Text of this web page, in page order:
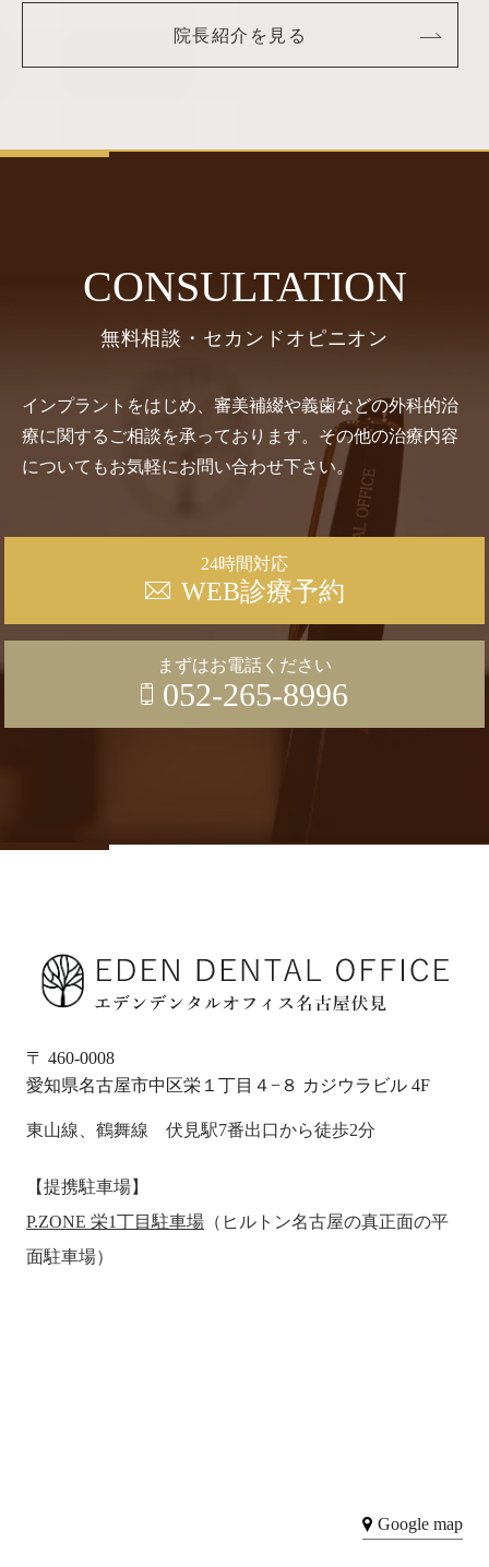
院長紹介を見る
CONSULTATION
無料相談・セカンドオピニオン
インプラントをはじめ、審美補綴や義歯などの外科的治
療に関するご相談を承っております。その他の治療内容
についてもお気軽にお問い合わせ下さい。
24時間対応
WEB診療予約
まずはお電話ください
052-265-8996
〒 460-0008
愛知県名古屋市中区栄１丁目４−８ カジウラビル 4F
東山線、鶴舞線 伏見駅7番出口から徒歩2分
【提携駐車場】
P.ZONE 栄1丁目駐車場 （ヒルトン名古屋の真正面の平
面駐車場）
Google map